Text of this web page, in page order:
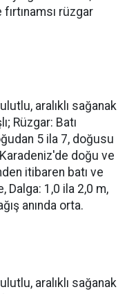
rüzgar
aralıklı sağanak
Rüzgar: Batı
5 ila 7, doğusu
doğu ve
itibaren batı ve
Dalga: 1,0 ila 2,0 m,
anında orta.
aralıklı sağanak